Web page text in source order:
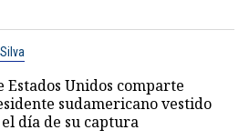
Estados Unidos comparte
sudamericano vestido
día de su captura